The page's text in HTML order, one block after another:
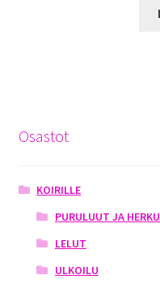
Osastot
KOIRILLE
PURULUUT JA
LELUT
ULKOILU